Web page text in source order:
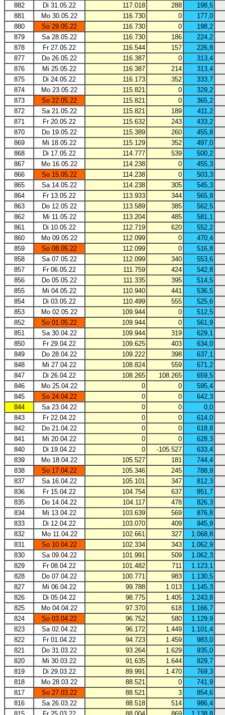
882
Di 31.05.22 117.018 288
198,5
881
Mo 30.05.22 116.730 0
177,0
880
So 29.05.22 116.730 0
198,2
879
Sa 28.05.22 116.730 186
224,2
878
Fr 27.05.22 116.544 157
226,8
877
Do 26.05.22 116.387 0
313,4
876
Mi 25.05.22 116.387 214
313,4
875
Di 24.05.22 116.173 352
333,7
874
Mo 23.05.22 115.821 0
329,2
873
So 22.05.22 115.821 0
365,2
872
Sa 21.05.22 115.821 189
411,2
871
Fr 20.05.22 115.632 243
433,2
870
Do 19.05.22 115.389 260
455,8
869
Mi 18.05.22 115.129 352
497,0
868
Di 17.05.22 114.777 539
500,2
867
Mo 16.05.22 114.238 0
455,3
866
So 15.05.22 114.238 0
503,3
865
Sa 14.05.22 114.238 305
545,3
864
Fr 13.05.22 113.933 344
565,9
863
Do 12.05.22 113.589 385
562,5
862
Mi 11.05.22 113.204 485
581,1
861
Di 10.05.22 112.719 620
552,2
860
Mo 09.05.22 112.099 0
470,4
859
So 08.05.22 112.099 0
516,8
858
Sa 07.05.22 112.099 340
553,6
857
Fr 06.05.22 111.759 424
542,8
856
Do 05.05.22 111.335 395
514,5
855
Mi 04.05.22 110.940 441
536,5
854
Di 03.05.22 110.499 555
525,6
853
Mo 02.05.22 109.944 0
512,5
852
So 01.05.22 109.944 0
561,9
851
Sa 30.04.22 109.944 319
629,1
850
Fr 29.04.22 109.625 403
634,0
849
Do 28.04.22 109.222 398
637,1
848
Mi 27.04.22 108.824 559
671,2
847
Di 26.04.22 108.265 108.265
659,5
846
Mo 25.04.22 0 0
595,4
845
So 24.04.22 0 0
642,3
844
Sa 23.04.22 0 0
0,0
843
Fr 22.04.22 0 0
614,0
842
Do 21.04.22 0 0
618,8
841
Mi 20.04.22 0 0
628,3
840
Di 19.04.22 0 -105.527
633,4
839
Mo 18.04.22 105.527 181
744,4
838
So 17.04.22 105.346 245
788,9
837
Sa 16.04.22 105.101 347
812,3
836
Fr 15.04.22 104.754 637
851,7
835
Do 14.04.22 104.117 478
826,3
834
Mi 13.04.22 103.639 569
876,8
833
Di 12.04.22 103.070 409
945,9
832
Mo 11.04.22 102.661 327
1.068,8
831
So 10.04.22 102.334 343
1.062,9
830
Sa 09.04.22 101.991 509
1.062,3
829
Fr 08.04.22 101.482 711
1.123,1
828
Do 07.04.22 100.771 983
1.130,5
827
Mi 06.04.22 99.788 1.013
1.145,3
826
Di 05.04.22 98.775 1.405
1.243,8
825
Mo 04.04.22 97.370 618
1.166,7
824
So 03.04.22 96.752 580
1.129,9
823
Sa 02.04.22 96.172 1.449
1.101,4
822
Fr 01.04.22 94.723 1.459
983,0
821
Do 31.03.22 93.264 1.629
935,0
820
Mi 30.03.22 91.635 1.644
829,7
819
Di 29.03.22 89.991 1.470
769,3
818
Mo 28.03.22 88.521 0
741,9
817
So 27.03.22 88.521 3
854,6
816
Sa 26.03.22 88.518 514
986,4